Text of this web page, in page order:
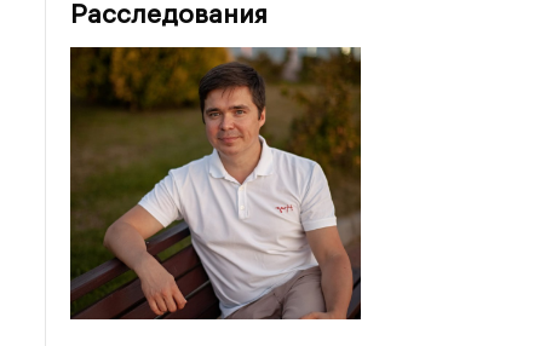
Расследования